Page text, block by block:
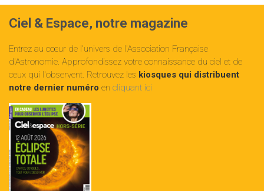
Ciel & Espace, notre magazine
Entrez au cœur de l'univers de l'Association Française
d'Astronomie. Approfondissez votre connaissance du ciel et de
ceux qui l'observent. Retrouvez les kiosques qui distribuent
notre dernier numéro en cliquant ici